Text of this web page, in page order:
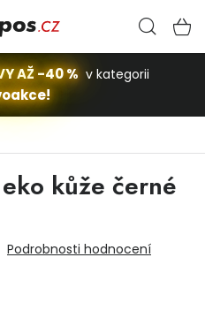
AŽ -40 % v kategorii
kůže černé
Podrobnosti hodnocení